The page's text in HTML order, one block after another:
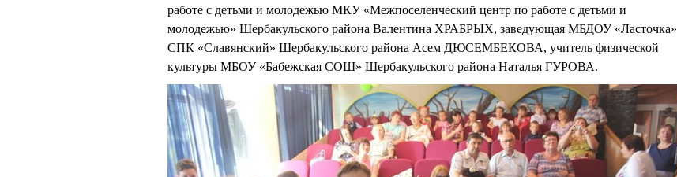
работе с детьми и молодежью МКУ «Межпоселенческий центр по работе с детьми и
молодежью» Шербакульского района Валентина ХРАБРЫХ, заведующая МБДОУ «Ласточка»
СПК «Славянский» Шербакульского района Асем ДЮСЕМБЕКОВА, учитель физической
культуры МБОУ «Бабежская СОШ» Шербакульского района Наталья ГУРОВА.